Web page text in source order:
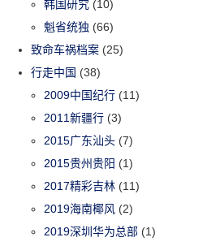
韩国研究 (10)
魁省统独 (66)
致命车祸档案 (25)
行走中国 (38)
2009中国纪行 (11)
2011新疆行 (3)
2015广东汕头 (7)
2015贵州贵阳 (1)
2017精彩吉林 (11)
2019海南椰风 (2)
2019深圳华为总部 (1)